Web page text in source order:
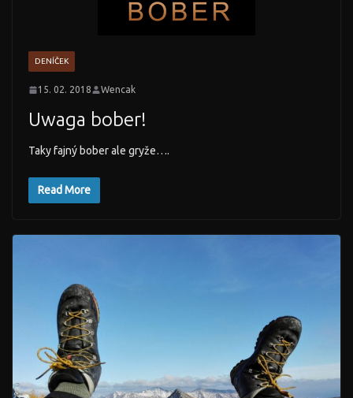
DENÍČEK
15. 02. 2018 Wencak
Uwaga bober!
Taky fajný bober ale gryže….
Read More